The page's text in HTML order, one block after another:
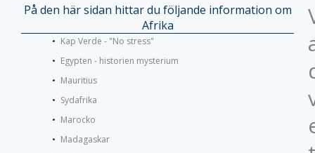
På den här sidan hittar du följande information om
Afrika
Kap Verde - "No stress"
Egypten - historien mysterium
Mauritius
Sydafrika
Marocko
Madagaskar